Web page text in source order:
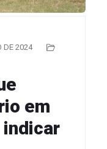
DE 2024
em
indicar